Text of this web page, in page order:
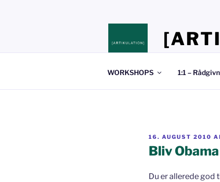
Stedet hvor
WORKSHOPS 1:1 –
UDGIVET
DEN
16. AUGUST 2010
Bliv
Du er allerede god